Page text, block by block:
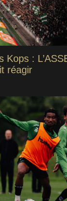
Kops :
réagir